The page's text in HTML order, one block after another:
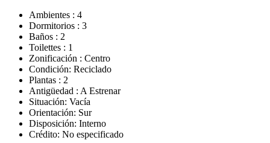
Ambientes : 4
Dormitorios : 3
Baños : 2
Toilettes : 1
Zonificación : Centro
Condición: Reciclado
Plantas : 2
Antigüedad : A Estrenar
Situación: Vacía
Orientación: Sur
Disposición: Interno
Crédito: No especificado